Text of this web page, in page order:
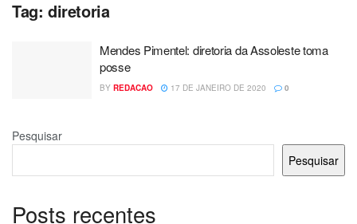
Tag: diretoria
Mendes Pimentel: diretoria da Assoleste toma
posse
BY REDACAO 17 DE JANEIRO DE 2020 0
Pesquisar
Pesquisar
Posts recentes